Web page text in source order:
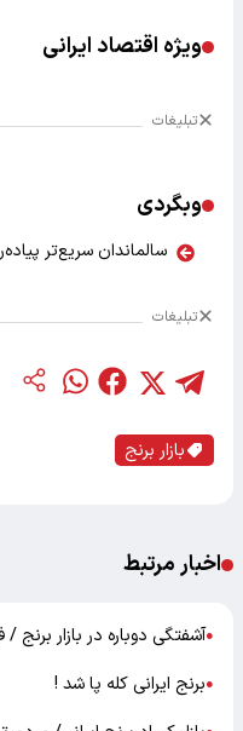
ویژه اقتصاد ایرانی
تبلیغات
وبگردی
سالماندان سریع‌تر
تبلیغات
بازار برنج
اخبار مرتبط
●آشفتگی دوباره در بازار
●برنج ایرانی کله پا شد !